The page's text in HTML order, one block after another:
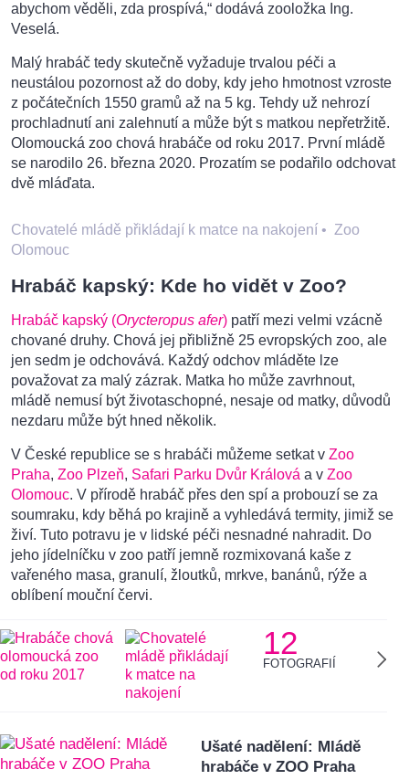
abychom věděli, zda prospívá,“ dodává zooložka Ing.
Veselá.
Malý hrabáč tedy skutečně vyžaduje trvalou péči a
neustálou pozornost až do doby, kdy jeho hmotnost vzroste
z počátečních 1550 gramů až na 5 kg. Tehdy už nehrozí
prochladnutí ani zalehnutí a může být s matkou nepřetržitě.
Olomoucká zoo chová hrabáče od roku 2017. První mládě
se narodilo 26. března 2020. Prozatím se podařilo odchovat
dvě mláďata.
Chovatelé mládě přikládají k matce na nakojení • Zoo
Olomouc
Hrabáč kapský: Kde ho vidět v Zoo?
Hrabáč kapský (Orycteropus afer) patří mezi velmi vzácně
chované druhy. Chová jej přibližně 25 evropských zoo, ale
jen sedm je odchovává. Každý odchov mláděte lze
považovat za malý zázrak. Matka ho může zavrhnout,
mládě nemusí být životaschopné, nesaje od matky, důvodů
nezdaru může být hned několik.
V České republice se s hrabáči můžeme setkat v Zoo
Praha, Zoo Plzeň, Safari Parku Dvůr Králová a v Zoo
Olomouc. V přírodě hrabáč přes den spí a probouzí se za
soumraku, kdy běhá po krajině a vyhledává termity, jimiž se
živí. Tuto potravu je v lidské péči nesnadné nahradit. Do
jeho jídelníčku v zoo patří jemně rozmixovaná kaše z
vařeného masa, granulí, žloutků, mrkve, banánů, rýže a
oblíbení mouční červi.
12
FOTOGRAFIÍ
Ušaté nadělení: Mládě
hrabáče v ZOO Praha